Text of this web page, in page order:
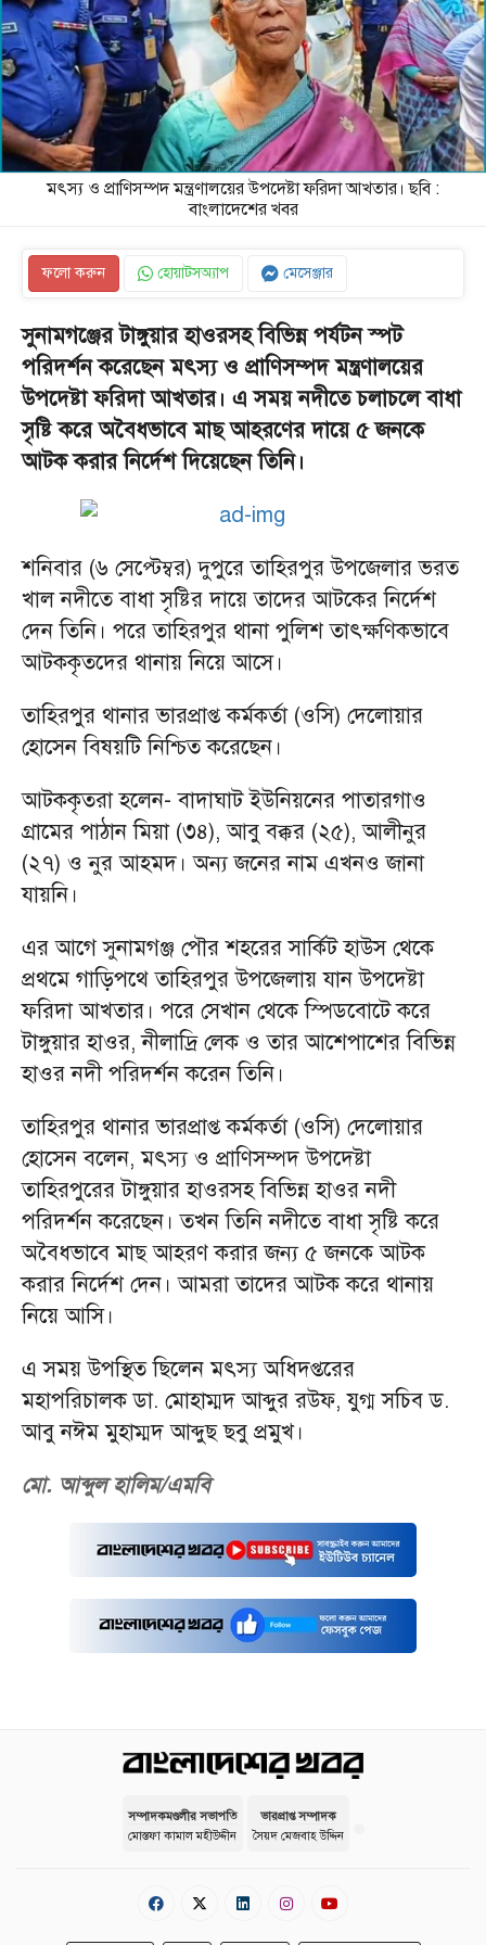
মৎস্য ও প্রাণিসম্পদ মন্ত্রণালয়ের উপদেষ্টা ফরিদা আখতার। ছবি :
বাংলাদেশের খবর
ফলো করুন হোয়াটসঅ্যাপ মেসেঞ্জার
সুনামগঞ্জের টাঙ্গুয়ার হাওরসহ বিভিন্ন পর্যটন স্পট
পরিদর্শন করেছেন মৎস্য ও প্রাণিসম্পদ মন্ত্রণালয়ের
উপদেষ্টা ফরিদা আখতার। এ সময় নদীতে চলাচলে বাধা
সৃষ্টি করে অবৈধভাবে মাছ আহরণের দায়ে ৫ জনকে
আটক করার নির্দেশ দিয়েছেন তিনি।
শনিবার (৬ সেপ্টেম্বর) দুপুরে তাহিরপুর উপজেলার ভরত
খাল নদীতে বাধা সৃষ্টির দায়ে তাদের আটকের নির্দেশ
দেন তিনি। পরে তাহিরপুর থানা পুলিশ তাৎক্ষণিকভাবে
আটককৃতদের থানায় নিয়ে আসে।
তাহিরপুর থানার ভারপ্রাপ্ত কর্মকর্তা (ওসি) দেলোয়ার
হোসেন বিষয়টি নিশ্চিত করেছেন।
আটককৃতরা হলেন- বাদাঘাট ইউনিয়নের পাতারগাও
গ্রামের পাঠান মিয়া (৩৪), আবু বক্কর (২৫), আলীনুর
(২৭) ও নুর আহমদ। অন্য জনের নাম এখনও জানা
যায়নি।
এর আগে সুনামগঞ্জ পৌর শহরের সার্কিট হাউস থেকে
প্রথমে গাড়িপথে তাহিরপুর উপজেলায় যান উপদেষ্টা
ফরিদা আখতার। পরে সেখান থেকে স্পিডবোটে করে
টাঙ্গুয়ার হাওর, নীলাদ্রি লেক ও তার আশেপাশের বিভিন্ন
হাওর নদী পরিদর্শন করেন তিনি।
তাহিরপুর থানার ভারপ্রাপ্ত কর্মকর্তা (ওসি) দেলোয়ার
হোসেন বলেন, মৎস্য ও প্রাণিসম্পদ উপদেষ্টা
তাহিরপুরের টাঙ্গুয়ার হাওরসহ বিভিন্ন হাওর নদী
পরিদর্শন করেছেন। তখন তিনি নদীতে বাধা সৃষ্টি করে
অবৈধভাবে মাছ আহরণ করার জন্য ৫ জনকে আটক
করার নির্দেশ দেন। আমরা তাদের আটক করে থানায়
নিয়ে আসি।
এ সময় উপস্থিত ছিলেন মৎস্য অধিদপ্তরের
মহাপরিচালক ডা. মোহাম্মদ আব্দুর রউফ, যুগ্ম সচিব ড.
আবু নঈম মুহাম্মদ আব্দুছ ছবু প্রমুখ।
মো. আব্দুল হালিম/এমবি
সম্পাদকমণ্ডলীর সভাপতি
মোস্তফা কামাল মহীউদ্দীন
ভারপ্রাপ্ত সম্পাদক
সৈয়দ মেজবাহ উদ্দিন